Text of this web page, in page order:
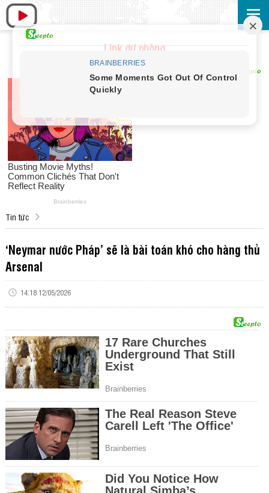
Link dự phòng
Tin tức
‘Neymar nước Pháp’ sẽ là bài toán khó cho hàng thủ
Arsenal
14:18 12/05/2026